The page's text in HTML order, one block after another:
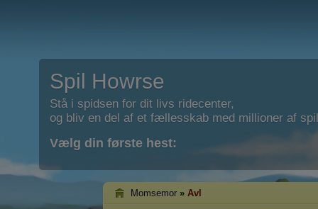
Spil Howrse
Stå i spidsen for dit livs ridecenter,
og bliv en del af et fællesskab med millioner af
Vælg din første hest:
Momsemor » Avl